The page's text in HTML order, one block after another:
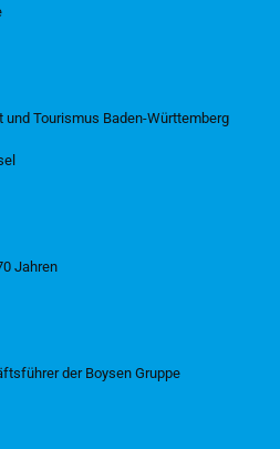
Tourismus Baden-Württemberg
Jahren
der Boysen Gruppe